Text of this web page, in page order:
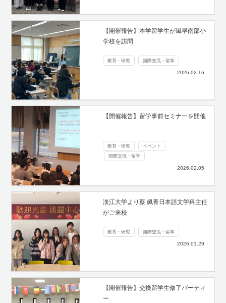
【開催報告】本学留学生が風早南部小
学校を訪問
教育・研究 国際交流・留学
2026.02.16
【開催報告】留学事前セミナーを開催
教育・研究
イベント
国際交流・留学
2026.02.05
淡江大学より蔡 佩青日本語文学科主任
がご来校
教育・研究 国際交流・留学
2026.01.29
【開催報告】交換留学生修了パーティ
ー